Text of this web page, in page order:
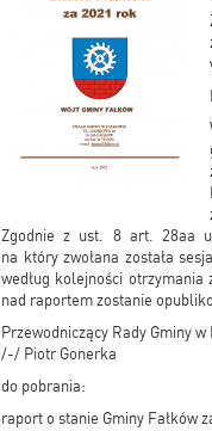
Zgodnie z ust. 8 art. 28aa
na który zwołana została
według kolejności
nad raportem zostanie
Przewodniczący Rady Gminy w
/-/ Piotr Gonerka
do pobrania:
raport o stanie Gminy Fałków